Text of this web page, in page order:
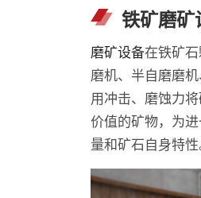
铁矿磨矿
磨矿设备在铁矿
磨机、半自磨磨
用冲击、磨蚀力
价值的矿物，为
量和矿石自身特性